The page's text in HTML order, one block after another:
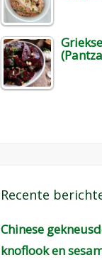
Recente
Chinese
knoflook en